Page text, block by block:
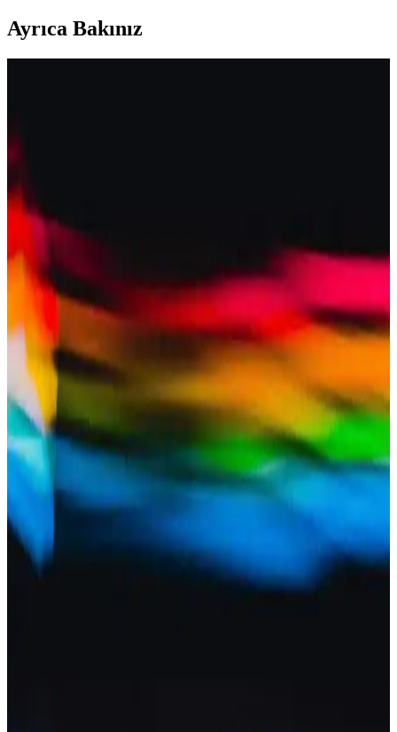
Ayrıca Bakınız
K-Beauty ve Asya menşeli krem allıklar, fondötenle uyumlu
tiplerine uygun seçenekler sağlar.
Clio Essential Cheek Tap: Doğal Görünümlü ve
Uzun Süre Kalıcı Balm Krem Allık İncelemesi
Clio Essential Cheek Tap, doğal ışıltı ve uzun kalıcılık sunan balm
tipi krem allık. Açık tenlere uygun renk seçenekleri ve baz
makyajıyla uyumu ile öne çıkıyor. Koyu tenler için renk skalası
sınırlı.
Pastel Crush Blush No:303 Krema Allık – Pembe
Ton, Işıltılı Doğal Görünüm ve Kalıcılık
Pastel Allık Crush Blush No:303 krem formda kolay sürülür, pembe
tonunda doğal canlılık ve ışıltılı görünüm sağlar. Türkiye menşei ve
kutulu ambalajı günlük kullanım için pratik; kalıcılık ve hafif
pigment yoğunluğu dengeli bir sonuç verir.
2025 Trendleriyle Işıltılı ve Doğal Görünümlü Allık
Seçim Kriterleri ve En Popüler Markalar
2025 makyaj trendleri ışıl ışıl ve doğal yanaklar için uygun allıkların
özellikleri, markalar ve seçim kriterleri hakkında detaylı bilgi içerir.
Ten Tonuna Uygun Allık Renkleri ve Makyajda